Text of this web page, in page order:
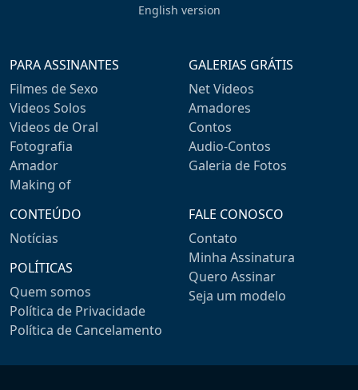
English version
PARA ASSINANTES
Filmes de Sexo
Videos Solos
Videos de Oral
Fotografia
Amador
Making of
GALERIAS GRÁTIS
Net Videos
Amadores
Contos
Audio-Contos
Galeria de Fotos
CONTEÚDO
Notícias
POLÍTICAS
Quem somos
Política de Privacidade
Política de Cancelamento
FALE CONOSCO
Contato
Minha Assinatura
Quero Assinar
Seja um modelo